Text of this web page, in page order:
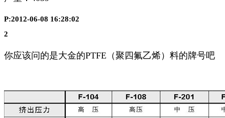
P:2012-06-08 16:28:02
2
你应该问的是大金的PTFE（聚四氟乙烯）料的牌号吧